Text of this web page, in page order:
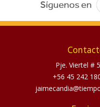
Pje. Viertel #
+56 45 242